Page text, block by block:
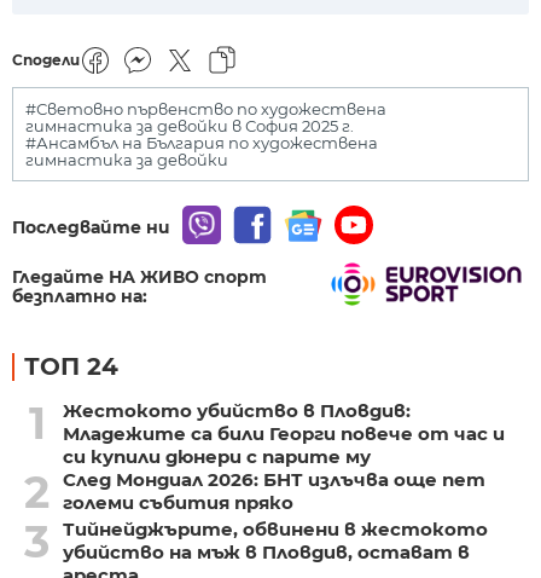
Сподели
#Световно първенство по художествена
гимнастика за девойки в София 2025 г.
#Ансамбъл на България по художествена
гимнастика за девойки
Последвайте ни
Гледайте НА ЖИВО спорт
безплатно на:
ТОП 24
1
Жестокото убийство в Пловдив:
Младежите са били Георги повече от час и
си купили дюнери с парите му
2
След Мондиал 2026: БНТ излъчва още пет
големи събития пряко
3
Тийнейджърите, обвинени в жестокото
убийство на мъж в Пловдив, остават в